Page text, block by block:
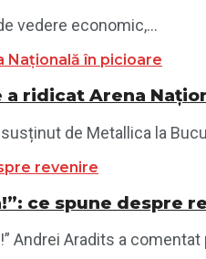
vedere economic,...
ridicat Arena
de Metallica la
ce spune despre
Andrei Aradits a comentat